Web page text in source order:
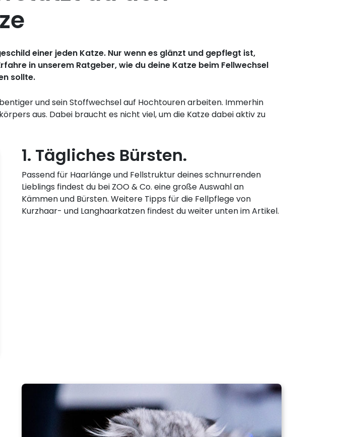
einer jeden Katze. Nur wenn es glänzt und gepflegt ist,
in unserem Ratgeber, wie du deine Katze beim Fellwechsel
sollte.
und sein Stoffwechsel auf Hochtouren arbeiten. Immerhin
aus. Dabei braucht es nicht viel, um die Katze dabei aktiv zu
1. Tägliches Bürsten.
Passend für Haarlänge und Fellstruktur deines schnurrenden
Lieblings findest du bei ZOO & Co. eine große Auswahl an
Kämmen und Bürsten. Weitere Tipps für die Fellpflege von
Kurzhaar- und Langhaarkatzen findest du weiter unten im Artikel.